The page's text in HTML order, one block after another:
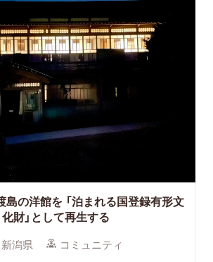
島の洋館を「泊まれる国登録有形文
化財」として再生する
新潟県 コミュニティ